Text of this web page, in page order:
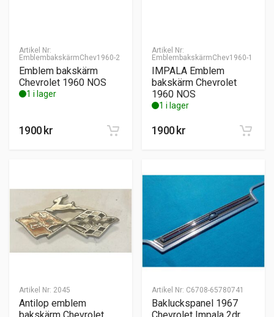
Artikel Nr:
EmblembakskärmChev1960-2
Emblem bakskärm
Chevrolet 1960 NOS
1 i lager
1900kr
Artikel Nr:
EmblembakskärmChev1960-1
IMPALA Emblem
bakskärm Chevrolet
1960 NOS
1 i lager
1900kr
Artikel Nr: 2045
Antilop emblem
Artikel Nr: C6708-65780741
Bakluckspanel 1967